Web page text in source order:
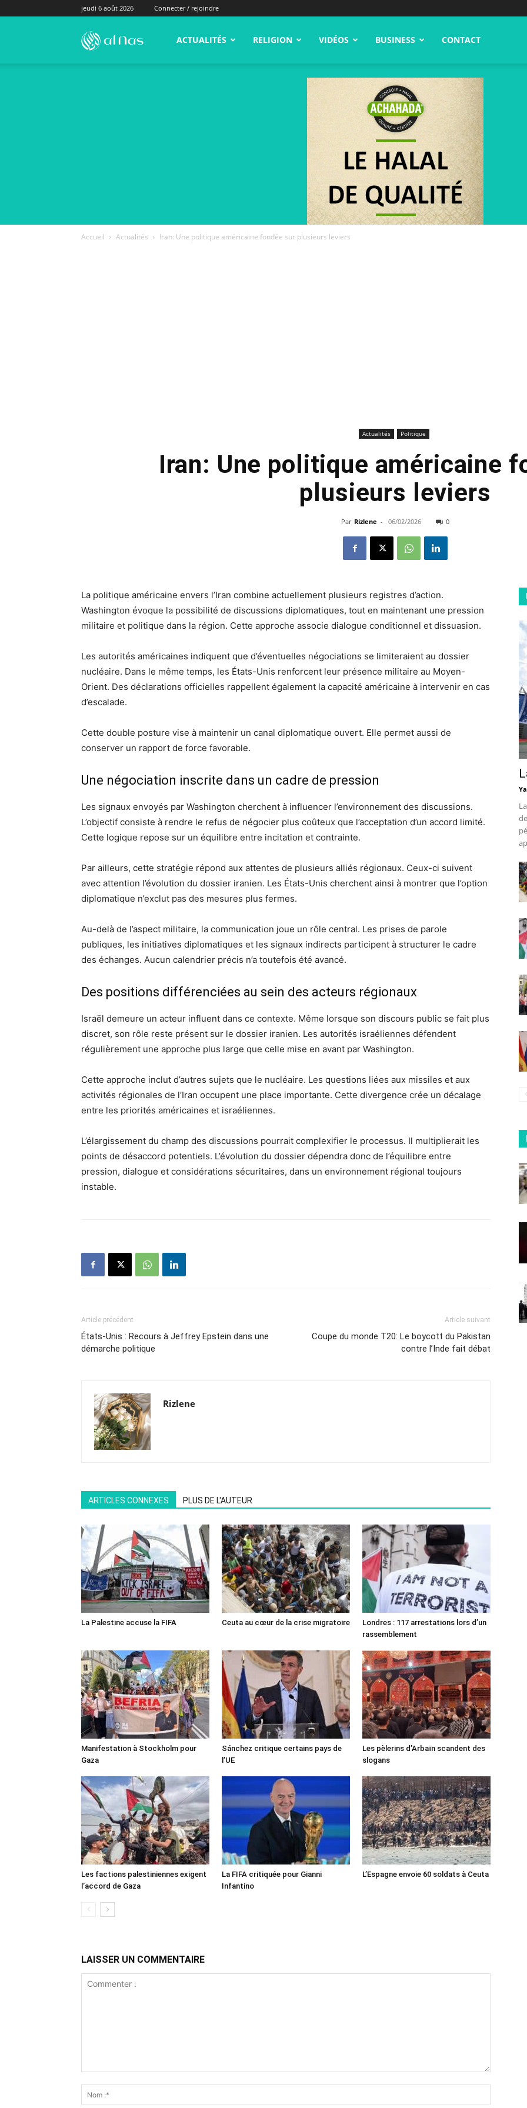
jeudi 6 août 2026 Connecter / rejoindre
alNas.fr ACTUALITÉS RELIGION VIDÉOS BUSINESS CONTACT
Accueil Actualités Iran: Une politique américaine fondée sur plusieurs leviers
Actualités Politique
Iran: Une politique américaine
plusieurs leviers
Par Rizlene - 06/02/2026 0
La politique américaine envers l’Iran combine actuellement plusieurs registres d’action.
Washington évoque la possibilité de discussions diplomatiques, tout en maintenant une pression
militaire et politique dans la région. Cette approche associe dialogue conditionnel et dissuasion.
Les autorités américaines indiquent que d’éventuelles négociations se limiteraient au dossier
nucléaire. Dans le même temps, les États-Unis renforcent leur présence militaire au Moyen-
Orient. Des déclarations officielles rappellent également la capacité américaine à intervenir en cas
d’escalade.
Cette double posture vise à maintenir un canal diplomatique ouvert. Elle permet aussi de
conserver un rapport de force favorable.
Une négociation inscrite dans un cadre de pression
Les signaux envoyés par Washington cherchent à influencer l’environnement des discussions.
L’objectif consiste à rendre le refus de négocier plus coûteux que l’acceptation d’un accord limité.
Cette logique repose sur un équilibre entre incitation et contrainte.
Par ailleurs, cette stratégie répond aux attentes de plusieurs alliés régionaux. Ceux-ci suivent
avec attention l’évolution du dossier iranien. Les États-Unis cherchent ainsi à montrer que l’option
diplomatique n’exclut pas des mesures plus fermes.
Au-delà de l’aspect militaire, la communication joue un rôle central. Les prises de parole
publiques, les initiatives diplomatiques et les signaux indirects participent à structurer le cadre
des échanges. Aucun calendrier précis n’a toutefois été avancé.
Des positions différenciées au sein des acteurs régionaux
Israël demeure un acteur influent dans ce contexte. Même lorsque son discours public se fait plus
discret, son rôle reste présent sur le dossier iranien. Les autorités israéliennes défendent
régulièrement une approche plus large que celle mise en avant par Washington.
Cette approche inclut d’autres sujets que le nucléaire. Les questions liées aux missiles et aux
activités régionales de l’Iran occupent une place importante. Cette divergence crée un décalage
entre les priorités américaines et israéliennes.
L’élargissement du champ des discussions pourrait complexifier le processus. Il multiplierait les
points de désaccord potentiels. L’évolution du dossier dépendra donc de l’équilibre entre
pression, dialogue et considérations sécuritaires, dans un environnement régional toujours
instable.
Article précédent
États-Unis : Recours à Jeffrey Epstein dans une
démarche politique
Article suivant
Coupe du monde T20: Le boycott du Pakistan
contre l’Inde fait débat
Rizlene
ARTICLES CONNEXES PLUS DE L'AUTEUR
La Palestine accuse la FIFA Ceuta au cœur de la crise migratoire
Londres : 117 arrestations lors d’un
rassemblement
Manifestation à Stockholm pour
Gaza
Sánchez critique certains pays de
l’UE
Les pèlerins d’Arbaïn scandent des
slogans
Les factions palestiniennes exigent
l’accord de Gaza
La FIFA critiquée pour Gianni
Infantino
L’Espagne envoie 60 soldats à Ceuta
LAISSER UN COMMENTAIRE